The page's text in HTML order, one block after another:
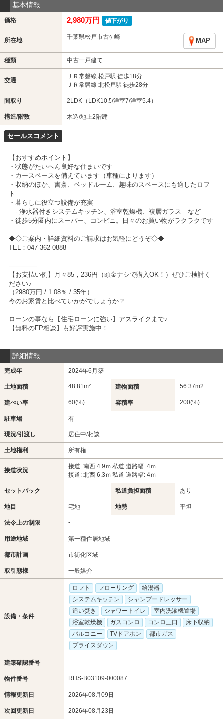
基本情報
価格 2,980万円 値下がり
所在地 千葉県松戸市古ケ崎
MAP
種類 中古一戸建て
交通
ＪＲ常磐線 松戸駅 徒歩18分
ＪＲ常磐線 北松戸駅 徒歩28分
間取り 2LDK（LDK10.5/洋室7/洋室5.4）
構造/階数 木造/地上2階建
セールスコメント
【おすすめポイント】
・状態がたいへん良好な住まいです
・カースペースを備えています（車種によります）
・収納のほか、書斎、ベッドルーム、趣味のスペースにも適したロフ
ト
・暮らしに役立つ設備が充実
- 浄水器付きシステムキッチン、浴室乾燥機、複層ガラス など
・徒歩5分圏内にスーパー、コンビニ。日々のお買い物がラクラクです
◆◇ご案内・詳細資料のご請求はお気軽にどうぞ◇◆
TEL：047-362-0888
--------------
【お支払い例】月々85，236円（頭金ナシで購入OK！）ぜひご検討く
ださい♪
（2980万円 / 1.08％ / 35年）
今のお家賃と比べていかがでしょうか？
ローンの事なら【住宅ローンに強い】アスライクまで♪
【無料のFP相談】も好評実施中！
詳細情報
完成年 2024年6月築
土地面積 48.81m² 建物面積 56.37m2
建ぺい率 60(%) 容積率 200(%)
駐車場 有
現況/引渡し 居住中/相談
土地権利 所有権
接道状況
接道: 南西 4.9ｍ 私道 道路幅: 4ｍ
接道: 北西 6.3ｍ 私道 道路幅: 4ｍ
セットバック - 私道負担面積 あり
地目 宅地 地勢 平坦
法令上の制限 -
用途地域 第一種住居地域
都市計画 市街化区域
取引態様 一般媒介
設備・条件
ロフト フローリング
給湯器
システムキッチン
シャンプードレッサー
追い焚き
シャワートイレ
室内洗濯機置場
浴室乾燥機
ガスコンロ コンロ三口
床下収納
バルコニー
TVドアホン
都市ガス
プライスダウン
建築確認番号
物件番号 RHS-B03109-000087
情報更新日 2026年08月09日
次回更新日 2026年08月23日